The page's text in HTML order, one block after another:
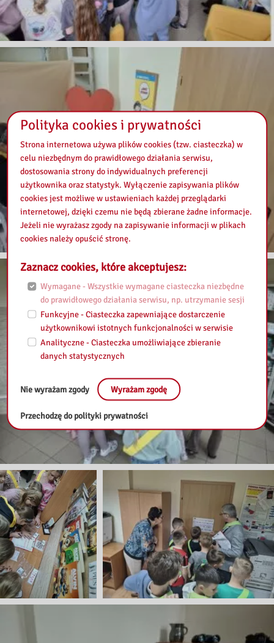
Polityka cookies i prywatności
Strona internetowa używa plików cookies (tzw. ciasteczka) w
celu niezbędnym do prawidłowego działania serwisu,
dostosowania strony do indywidualnych preferencji
użytkownika oraz statystyk. Wyłączenie zapisywania plików
cookies jest możliwe w ustawieniach każdej przeglądarki
internetowej, dzięki czemu nie będą zbierane żadne informacje.
Jeżeli nie wyrażasz zgody na zapisywanie informacji w plikach
cookies należy opuścić stronę.
Zaznacz cookies, które akceptujesz:
Wymagane - Wszystkie wymagane ciasteczka niezbędne
do prawidłowego działania serwisu, np. utrzymanie sesji
Funkcyjne - Ciasteczka zapewniające dostarczenie
użytkownikowi istotnych funkcjonalności w serwisie
Analityczne - Ciasteczka umożliwiające zbieranie
danych statystycznych
Nie wyrażam zgody Wyrażam zgodę
Przechodzę do polityki prywatności